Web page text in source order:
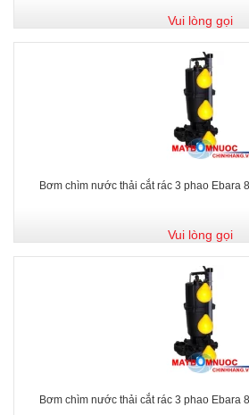
Vui lòng gọi
Bơm chìm nước thải cắt rác 3 phao Ebara
Vui lòng gọi
Bơm chìm nước thải cắt rác 3 phao Ebara